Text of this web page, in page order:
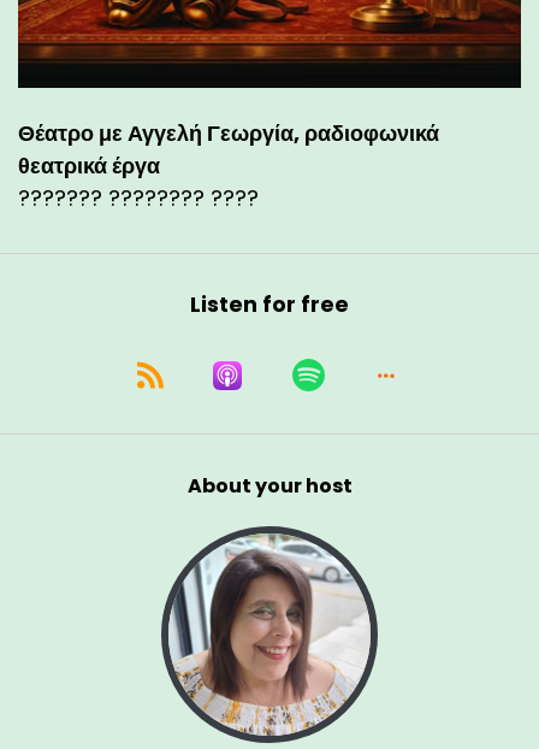
Θέατρο με Αγγελή Γεωργία, ραδιοφωνικά
θεατρικά έργα
??????? ???????? ????
Listen for free
About your host